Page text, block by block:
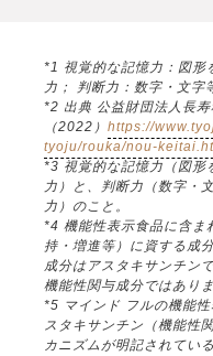
*1 視覚的な記憶力：図形
力； 判断力：数字・文字
*2 出典 公益財団法人長寿
（2022） https://
tyoju/rouka/nou-
*3 視覚的な記憶力（図形
力）と、判断力（数字・
力）のこと。
*4 機能性表示食品に含ま
持・増進等）に資する成
成分はアスタキサンチン
機能性関与成分ではありま
*5 マインド フルの機能
スタキサンチン（機能性
カニズムが明記されている